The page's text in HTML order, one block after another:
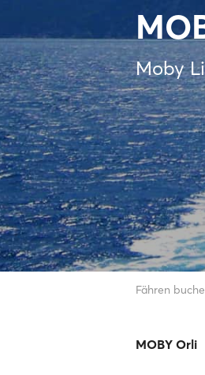
Moby
Fähren
MOBY Orli